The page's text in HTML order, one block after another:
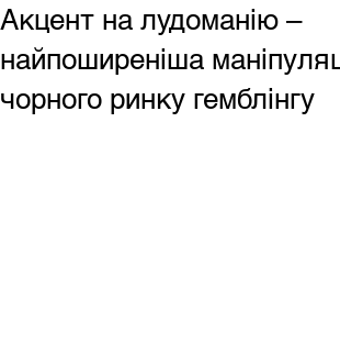
Акцент на лудоманію –
найпоширеніша
чорного ринку гемблінгу